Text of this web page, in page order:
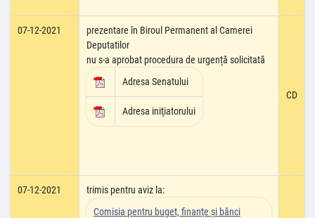
07-12-2021
prezentare în Biroul Permanent al Camerei
Deputatilor
nu s-a aprobat procedura de urgență solicitată
Adresa Senatului
Adresa iniţiatorului
CD
07-12-2021
trimis pentru aviz la:
Comisia pentru buget, finanţe şi bănci